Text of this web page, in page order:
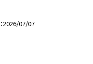
2026/07/07